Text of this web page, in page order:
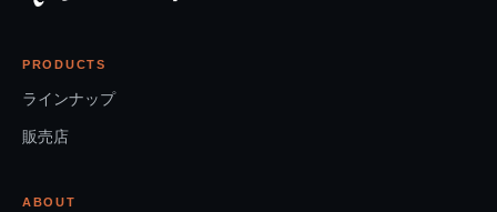
PRODUCTS
ラインナップ
販売店
ABOUT